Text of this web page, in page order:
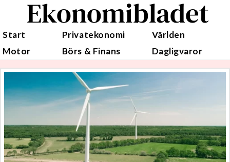
Ekonomibladet
Start Privatekonomi
Världen
Motor
Börs & Finans Dagligvaror